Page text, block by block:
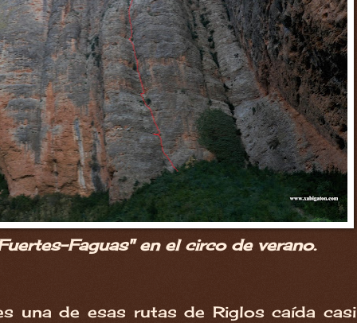
Faguas" en el circo de verano.
una de esas rutas de Riglos caída casi